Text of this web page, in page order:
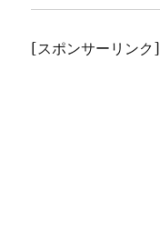
[スポンサーリンク]